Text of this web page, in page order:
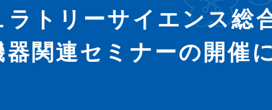
ラトリーサイエンス総
関連セミナーの開催